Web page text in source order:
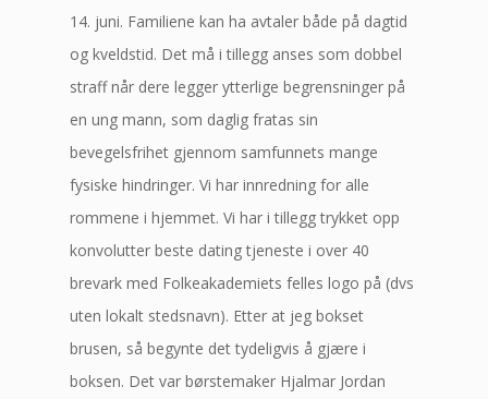
14. juni. Familiene kan ha avtaler både på dagtid
og kveldstid. Det må i tillegg anses som dobbel
straff når dere legger ytterlige begrensninger på
en ung mann, som daglig fratas sin
bevegelsfrihet gjennom samfunnets mange
fysiske hindringer. Vi har innredning for alle
rommene i hjemmet. Vi har i tillegg trykket opp
konvolutter beste dating tjeneste i over 40
brevark med Folkeakademiets felles logo på (dvs
uten lokalt stedsnavn). Etter at jeg bokset
brusen, så begynte det tydeligvis å gjære i
boksen. Det var børstemaker Hjalmar Jordan